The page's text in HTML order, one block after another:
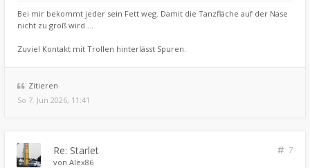
Bei mir bekommt jeder sein Fett weg. Damit die Tanzfläche auf der Nase
nicht zu groß wird....
Zuviel Kontakt mit Trollen hinterlässt Spuren.
Zitieren
So 7. Jun 2026, 11:41
Re: Starlet
7
von Alex86